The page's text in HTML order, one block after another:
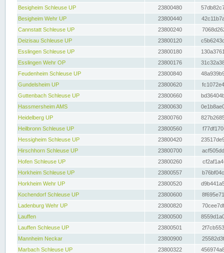
Besigheim Schleuse UP
23800480
Besigheim Wehr UP
23800440
Cannstatt Schleuse UP
23800240
Deizisau Schleuse UP
23800120
Esslingen Schleuse UP
23800180
Esslingen Wehr OP
23800176
Feudenheim Schleuse UP
23800840
Gundelsheim UP
23800620
Guttenbach Schleuse UP
23800660
Hassmersheim AMS
23800630
Heidelberg UP
23800760
Heilbronn Schleuse UP
23800560
Hessigheim Schleuse UP
23800420
Hirschhorn Schleuse UP
23800700
Hofen Schleuse UP
23800260
Horkheim Schleuse UP
23800557
Horkheim Wehr UP
23800520
Kochendorf Schleuse UP
23800600
Ladenburg Wehr UP
23800820
Lauffen
23800500
Lauffen Schleuse UP
23800501
Mannheim Neckar
23800900
Marbach Schleuse UP
23800322